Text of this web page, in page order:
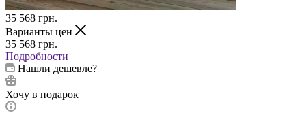
35 568 грн.
Варианты цен
35 568 грн.
Подробности
Нашли дешевле?
Хочу в подарок